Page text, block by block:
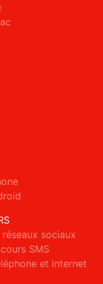
sociaux
SMS
et internet